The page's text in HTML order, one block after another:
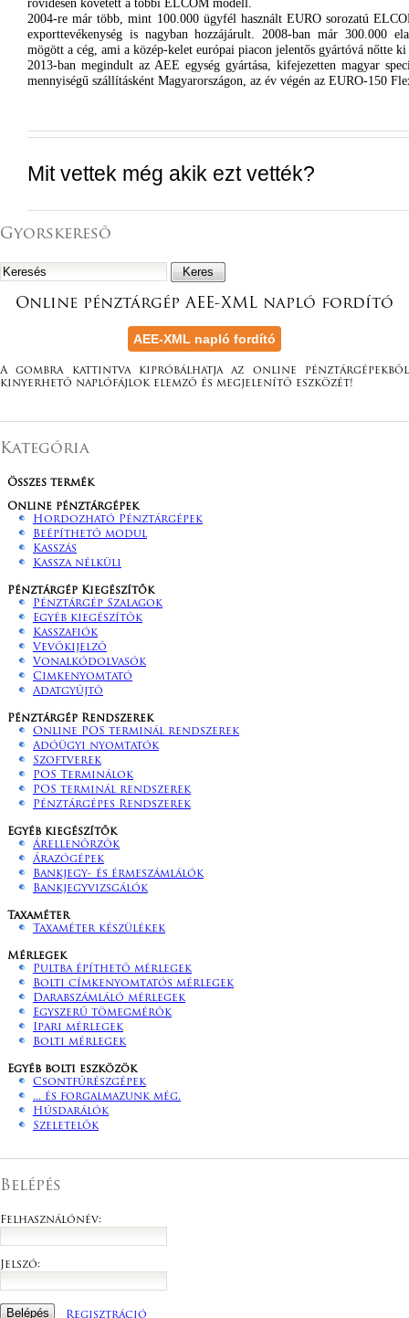
2004-re már több, mint 100.000 ügyfél használt EURO sorozatú
exporttevékenység is nagyban hozzájárult. 2008-ban már 300.000
mögött a cég, ami a közép-kelet európai piacon jelentős gyártóvá nőtte
2013-ban megindult az AEE egység gyártása, kifejezetten magyar
mennyiségű szállításként Magyarországon, az év végén az EURO-150
Mit vettek még akik ezt vették?
Gyorskereső
Online pénztárgép AEE-XML napló fordító
A gombra kattintva kipróbálhatja az online pénztárgépekből
kinyerhető naplófájlok elemző és megjelenítő eszközét!
Kategória
Összes termék
Online pénztárgépek
Hordozható Pénztárgépek
Beépíthető modul
Kasszás
Kassza nélküli
Pénztárgép Kiegészítők
Pénztárgép Szalagok
Egyéb kiegészítők
Kasszafiók
Vevőkijelző
Vonalkódolvasók
Cimkenyomtató
Adatgyűjtő
Pénztárgép Rendszerek
Online POS terminál rendszerek
Adóügyi nyomtatók
Szoftverek
POS Terminálok
POS terminál rendszerek
Pénztárgépes Rendszerek
Egyéb kiegészítők
Árellenőrzők
Árazógépek
Bankjegy- és érmeszámlálók
Bankjegyvizsgálók
Taxaméter
Taxaméter készülékek
Mérlegek
Pultba építhető mérlegek
Bolti címkenyomtatós mérlegek
Darabszámláló mérlegek
Egyszerű tömegmérők
Ipari mérlegek
Bolti mérlegek
Egyéb bolti eszközök
Csontfűrészgépek
... és forgalmazunk még.
Húsdarálók
Szeletelők
Belépés
Felhasználónév:
Jelszó:
Regisztráció